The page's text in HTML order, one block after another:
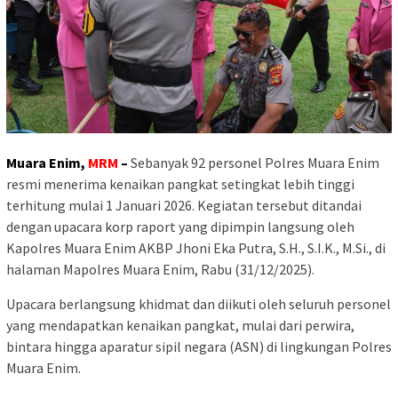
Muara Enim, MRM – Sebanyak 92 personel Polres Muara Enim
resmi menerima kenaikan pangkat setingkat lebih tinggi
terhitung mulai 1 Januari 2026. Kegiatan tersebut ditandai
dengan upacara korp raport yang dipimpin langsung oleh
Kapolres Muara Enim AKBP Jhoni Eka Putra, S.H., S.I.K., M.Si., di
halaman Mapolres Muara Enim, Rabu (31/12/2025).
Upacara berlangsung khidmat dan diikuti oleh seluruh personel
yang mendapatkan kenaikan pangkat, mulai dari perwira,
bintara hingga aparatur sipil negara (ASN) di lingkungan Polres
Muara Enim.